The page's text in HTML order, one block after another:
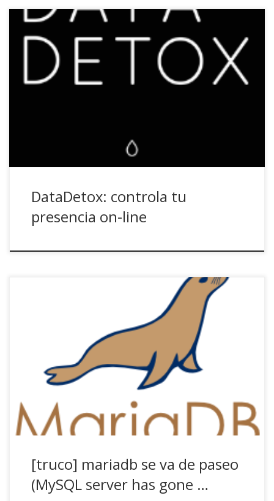
De la mano del Tactical Technology Collective y la
Fundación Mozilla llega esta fantástica iniciativa que busca
concienciar sobre privacidad on-line. Decenas de
DataDetox: controla tu
presencia on-line
O dicho en el idioma de los errores de sistema, ERROR
2006 (HY000) at line 21232: MySQL server has gone away.
$ mysql -h localhost -u user -pUltraSecurePass mydatabase
< dump.sql ERROR 2006 (HY000) at line 21232: MySQL
server has gone away $ El lío El error me apareció cuando
[truco] mariadb se va de paseo
(MySQL server has gone …